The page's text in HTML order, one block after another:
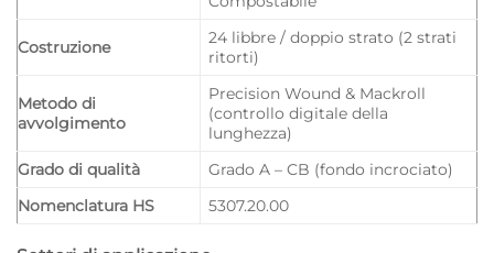
Costruzione
24 libbre / doppio strato (2 strati
ritorti)
Metodo di
avvolgimento
Precision Wound & Mackroll
(controllo digitale della
lunghezza)
Grado di qualità
Grado A – CB (fondo incrociato)
Nomenclatura HS
5307.20.00